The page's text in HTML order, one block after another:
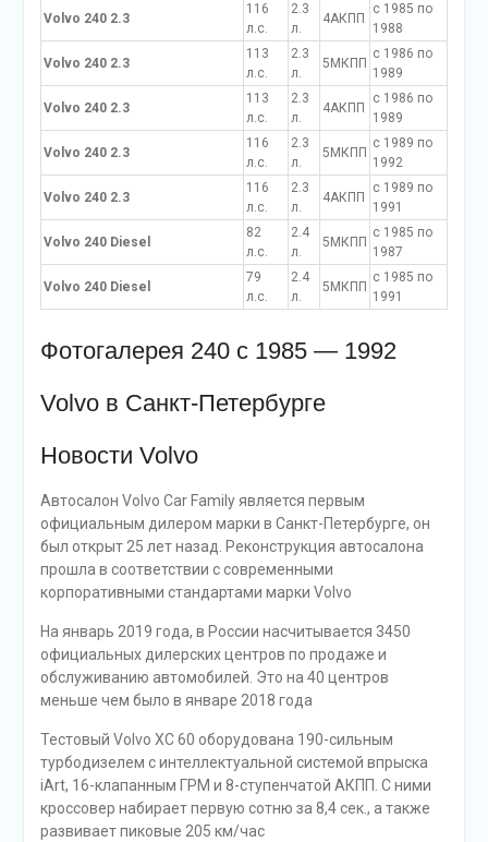
Volvo 240 2.3
116
л.с.
2.3
л.
4АКПП
c 1985 по
1988
Volvo 240 2.3
113
л.с.
2.3
л.
5МКПП
c 1986 по
1989
Volvo 240 2.3
113
л.с.
2.3
л.
4АКПП
c 1986 по
1989
Volvo 240 2.3
116
л.с.
2.3
л.
5МКПП
c 1989 по
1992
Volvo 240 2.3
116
л.с.
2.3
л.
4АКПП
c 1989 по
1991
Volvo 240 Diesel
82
л.с.
2.4
л.
5МКПП
c 1985 по
1987
Volvo 240 Diesel
79
л.с.
2.4
л.
5МКПП
c 1985 по
1991
Фотогалерея 240 с 1985 — 1992
Volvo в Санкт-Петербурге
Новости Volvo
Автосалон Volvo Car Family является первым
официальным дилером марки в Санкт-Петербурге, он
был открыт 25 лет назад. Реконструкция автосалона
прошла в соответствии с современными
корпоративными стандартами марки Volvo
На январь 2019 года, в России насчитывается 3450
официальных дилерских центров по продаже и
обслуживанию автомобилей. Это на 40 центров
меньше чем было в январе 2018 года
Тестовый Volvo XC 60 оборудована 190-сильным
турбодизелем с интеллектуальной системой впрыска
iArt, 16-клапанным ГРМ и 8-ступенчатой АКПП. С ними
кроссовер набирает первую сотню за 8,4 сек., а также
развивает пиковые 205 км/час